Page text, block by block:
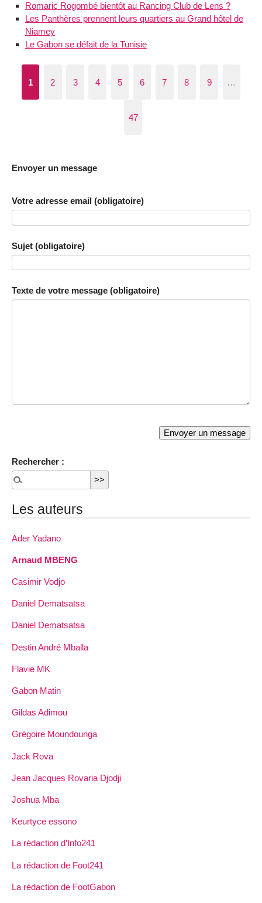
Romaric Rogombé bientôt au Rancing Club de Lens ?
Les Panthères prennent leurs quartiers au Grand hôtel de
Niamey
Le Gabon se défait de la Tunisie
1 2 3 4 5 6 7 8 9 …
47
Envoyer un message
Votre adresse email (obligatoire)
Sujet (obligatoire)
Texte de votre message (obligatoire)
Rechercher :
Les auteurs
Ader Yadano
Arnaud MBENG
Casimir Vodjo
Daniel Dematsatsa
Daniel Dematsatsa
Destin André Mballa
Flavie MK
Gabon Matin
Gildas Adimou
Grégoire Moundounga
Jack Rova
Jean Jacques Rovaria Djodji
Joshua Mba
Keurtyce essono
La rédaction d’Info241
La rédaction de Foot241
La rédaction de FootGabon